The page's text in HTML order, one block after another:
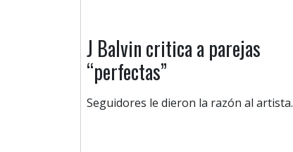
J Balvin critica a parejas
“perfectas”
Seguidores le dieron la razón al artista.